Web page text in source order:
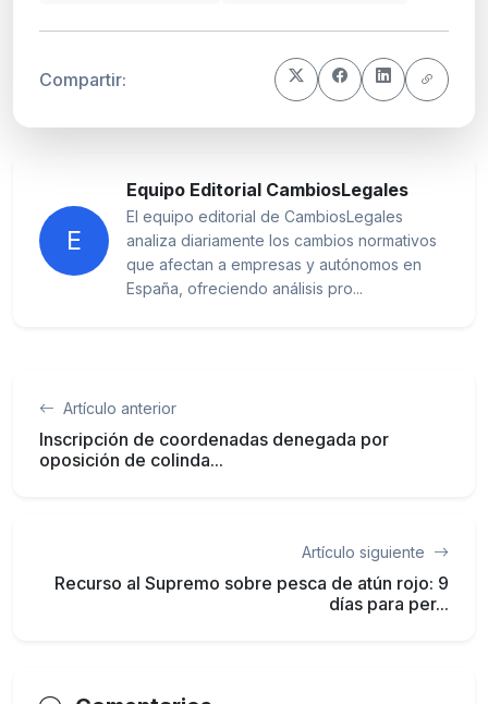
Compartir:
E
Equipo Editorial CambiosLegales
El equipo editorial de CambiosLegales
analiza diariamente los cambios normativos
que afectan a empresas y autónomos en
España, ofreciendo análisis pro...
Artículo anterior
Inscripción de coordenadas denegada por
oposición de colinda...
Artículo siguiente
Recurso al Supremo sobre pesca de atún rojo: 9
días para per...